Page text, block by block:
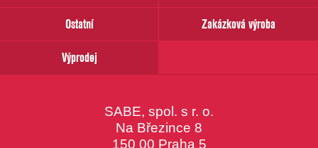
Ostatní
Zakázková výroba
Výprodej
SABE, spol. s r. o.
Na Březince 8
150 00 Praha 5